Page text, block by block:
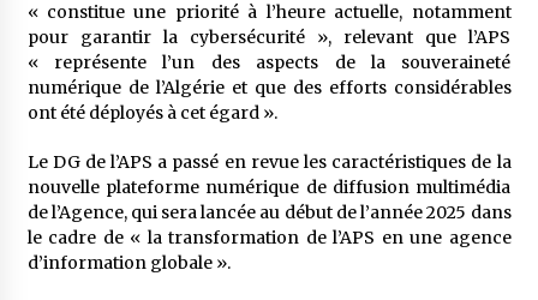
« constitue une priorité à l’heure actuelle, notamment
pour garantir la cybersécurité », relevant que l’APS
« représente l’un des aspects de la souveraineté
numérique de l’Algérie et que des efforts considérables
ont été déployés à cet égard ».
Le DG de l’APS a passé en revue les caractéristiques de la
nouvelle plateforme numérique de diffusion multimédia
de l’Agence, qui sera lancée au début de l’année 2025 dans
le cadre de « la transformation de l’APS en une agence
d’information globale ».